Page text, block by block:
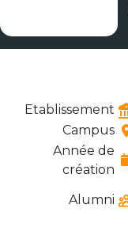
Etablissement
Campus
Année de
création
Alumni